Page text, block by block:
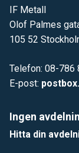
IF Metall
Olof Palmes
105 52
Telefon: 08-786
E-post:
Ingen
Hitta din